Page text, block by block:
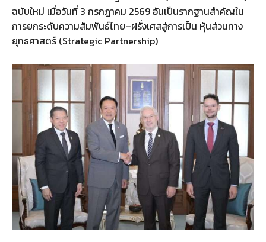
ฉบับใหม่ เมื่อวันที่ 3 กรกฎาคม 2569 อันเป็นรากฐานสำคัญใน
การยกระดับความสัมพันธ์ไทย–ฝรั่งเศสสู่การเป็น หุ้นส่วนทาง
ยุทธศาสตร์ (Strategic Partnership)